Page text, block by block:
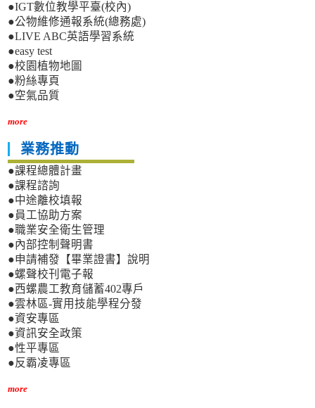
●IGT數位教學平臺(校內)
●公物維修通報系統(總務處)
●LIVE ABC英語學習系統
●easy test
●校園植物地圖
●粉絲專頁
●空氣品質
more
業務推動
●課程總體計畫
●課程諮詢
●中途離校填報
●員工協助方案
●職業安全衛生管理
●內部控制聲明書
●申請補發【畢業證書】說明
●螺聲校刊電子報
●西螺農工教育儲蓄402專戶
●雲林區-實用技能學程分發
●資安專區
●資訊安全政策
●性平專區
●反霸凌專區
more